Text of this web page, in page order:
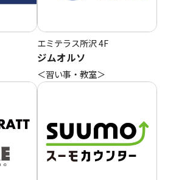
エミテラス所沢4F
ジムオルソ
＜習い事・教室＞